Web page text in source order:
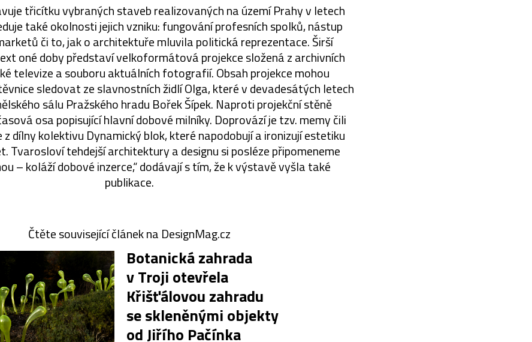
třicítku vybraných staveb realizovaných na území Prahy v letech
také okolnosti jejich vzniku: fungování profesních spolků, nástup
či to, jak o architektuře mluvila politická reprezentace. Širší
oné doby představí velkoformátová projekce složená z archivních
televize a souboru aktuálních fotografií. Obsah projekce mohou
sledovat ze slavnostních židlí Olga, které v devadesátých letech
sálu Pražského hradu Bořek Šípek. Naproti projekční stěně
osa popisující hlavní dobové milníky. Doprovází je tzv. memy čili
dílny kolektivu Dynamický blok, které napodobují a ironizují estetiku
Tvarosloví tehdejší architektury a designu si posléze připomeneme
– koláží dobové inzerce,“ dodávají s tím, že k výstavě vyšla také
publikace.
Čtěte související článek na DesignMag.cz
Botanická zahrada
v Troji otevřela
Křišťálovou zahradu
se skleněnými objekty
od Jiřího Pačínka